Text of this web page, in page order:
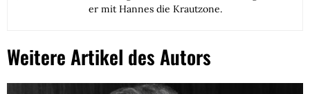
er mit Hannes die Krautzone.
Weitere Artikel des Autors